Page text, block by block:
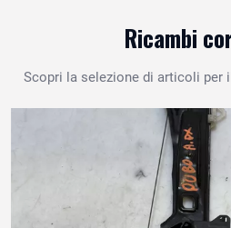
Ricambi
Scopri la selezione di articoli per